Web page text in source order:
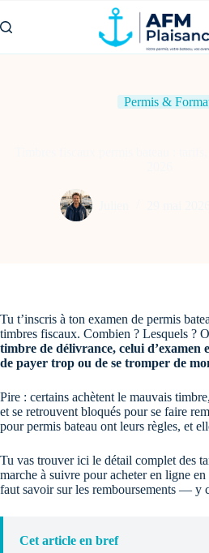
au
contenu
Permis &
Tu t’inscris à ton examen de permis
timbres fiscaux. Combien ? Lesquels ?
timbre de délivrance, celui d’examen
de payer trop ou de se tromper de
Pire : certains achètent le mauvais
et se retrouvent bloqués pour se faire
pour permis bateau ont leurs règles, et
Tu vas trouver ici le détail complet des
marche à suivre pour acheter en ligne
faut savoir sur les remboursements — y
Cet article en bref